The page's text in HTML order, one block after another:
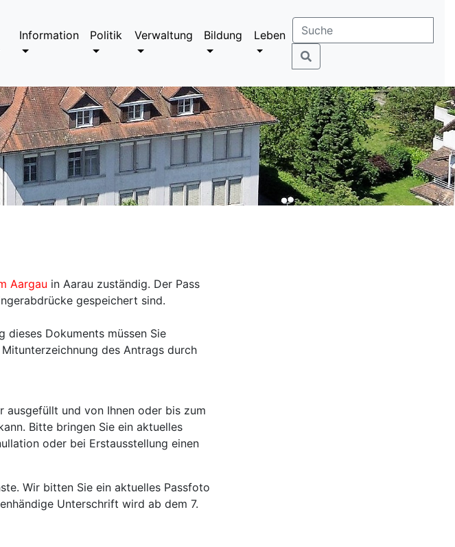
Information Politik Verwaltung Bildung Leben
Aargau in Aarau zuständig. Der Pass
gespeichert sind.
dieses Dokuments müssen Sie
des Antrags durch
ausgefüllt und von Ihnen oder bis zum
Bitte bringen Sie ein aktuelles
oder bei Erstausstellung einen
Wir bitten Sie ein aktuelles Passfoto
Unterschrift wird ab dem 7.